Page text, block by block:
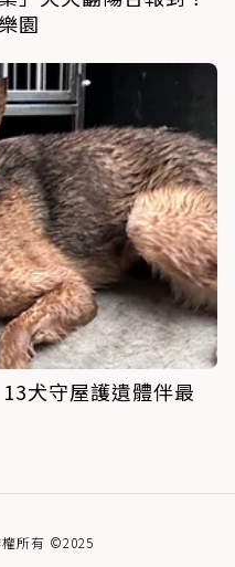
園
犬守屋護遺體伴最
所有 ©2025